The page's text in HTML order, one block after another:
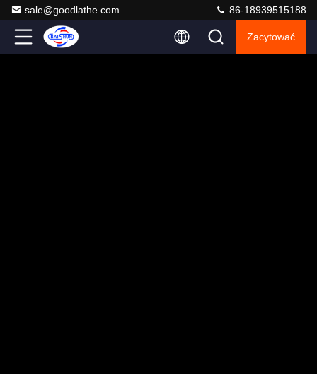
sale@goodlathe.com 86-18939515188
Zacytować